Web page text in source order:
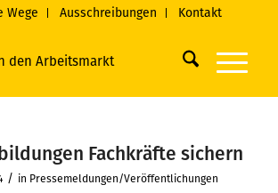
Wege Ausschreibungen Kontakt
Fachkräfte sichern
/ in Pressemeldungen/Veröffentlichungen